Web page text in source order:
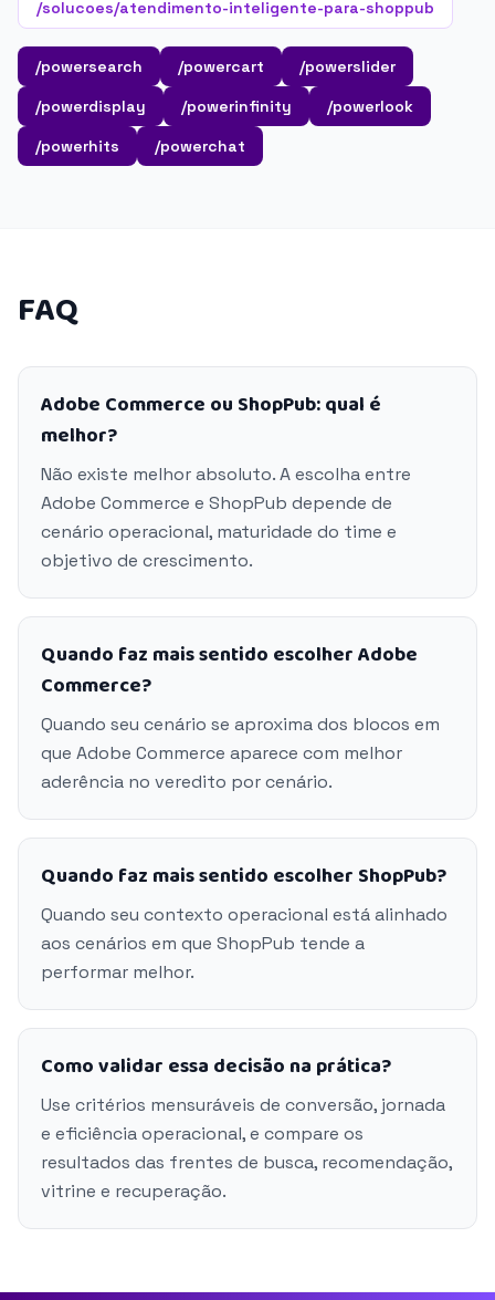
/solucoes/atendimento-inteligente-para-shoppub
/powersearch /powercart
/powerslider
/powerdisplay
/powerinfinity
/powerlook
/powerhits
/powerchat
FAQ
Adobe Commerce ou ShopPub: qual é
melhor?
Não existe melhor absoluto. A escolha entre
Adobe Commerce e ShopPub depende de
cenário operacional, maturidade do time e
objetivo de crescimento.
Quando faz mais sentido escolher Adobe
Commerce?
Quando seu cenário se aproxima dos blocos em
que Adobe Commerce aparece com melhor
aderência no veredito por cenário.
Quando faz mais sentido escolher ShopPub?
Quando seu contexto operacional está alinhado
aos cenários em que ShopPub tende a
performar melhor.
Como validar essa decisão na prática?
Use critérios mensuráveis de conversão, jornada
e eficiência operacional, e compare os
resultados das frentes de busca, recomendação,
vitrine e recuperação.